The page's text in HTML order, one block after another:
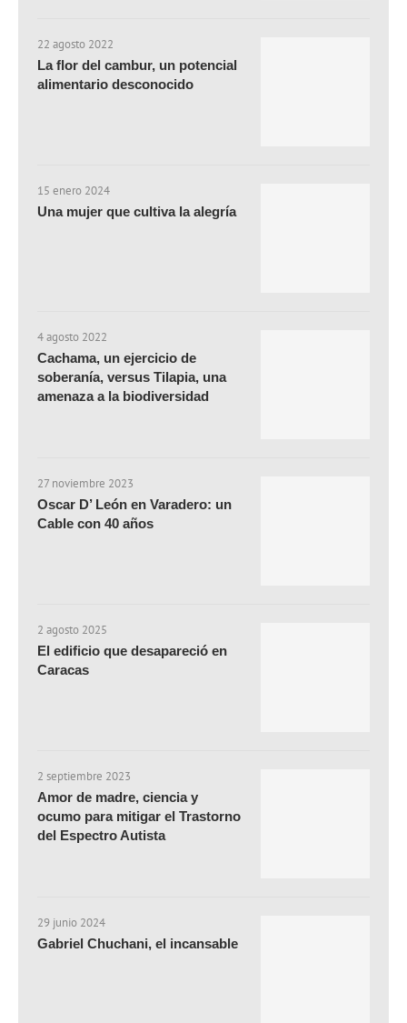
22 agosto 2022
La flor del cambur, un potencial
alimentario desconocido
15 enero 2024
Una mujer que cultiva la alegría
4 agosto 2022
Cachama, un ejercicio de
soberanía, versus Tilapia, una
amenaza a la biodiversidad
27 noviembre 2023
Oscar D’ León en Varadero: un
Cable con 40 años
2 agosto 2025
El edificio que desapareció en
Caracas
2 septiembre 2023
Amor de madre, ciencia y
ocumo para mitigar el Trastorno
del Espectro Autista
29 junio 2024
Gabriel Chuchani, el incansable